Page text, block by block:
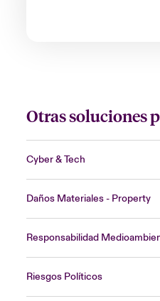
Otras soluciones
Cyber & Tech
Daños Materiales - Property
Responsabilidad
Riesgos Políticos